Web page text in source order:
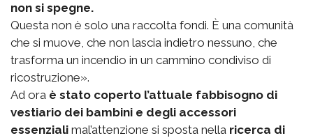
non si spegne.
Questa non è solo una raccolta fondi. È una comunità
che si muove, che non lascia indietro nessuno, che
trasforma un incendio in un cammino condiviso di
ricostruzione».
Ad ora è stato coperto l’attuale fabbisogno di
vestiario dei bambini e degli accessori
essenziali mal’attenzione si sposta nella ricerca di